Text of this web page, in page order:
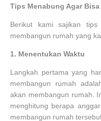
Tips Menabung Agar
Berikut kami sajikan
membangun rumah yang
1. Menentukan Waktu
Langkah pertama yang
membangun rumah
akan membangun rumah.
menghitung berapa
membangun rumah